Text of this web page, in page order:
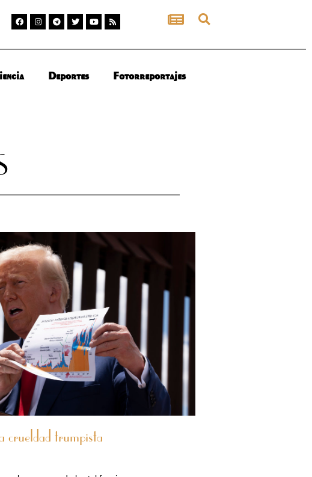
Deportes Fotorreportajes
crueldad trumpista